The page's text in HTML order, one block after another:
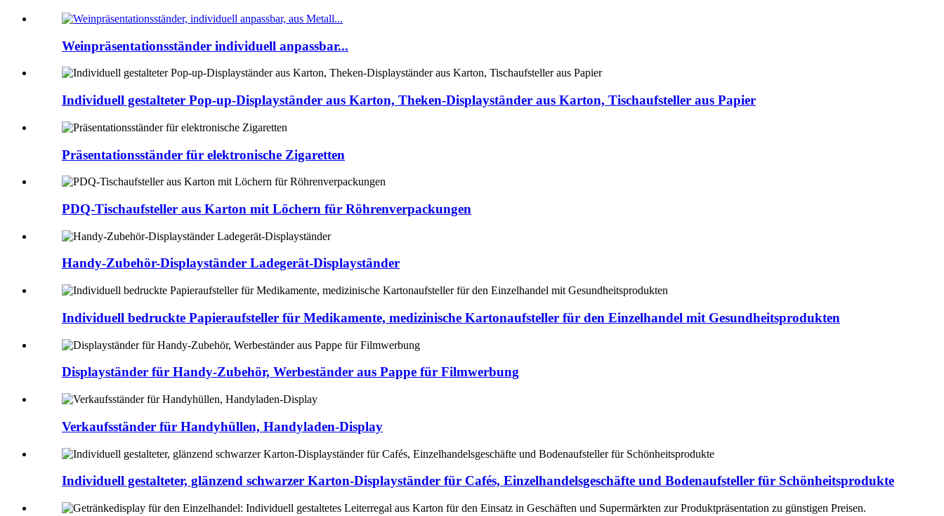
Weinpräsentationsständer individuell anpassbar...
Individuell gestalteter Pop-up-Displayständer aus Karton, Theken-Displayständer aus Karton, Tischaufsteller aus Papier
Präsentationsständer für elektronische Zigaretten
PDQ-Tischaufsteller aus Karton mit Löchern für Röhrenverpackungen
Handy-Zubehör-Displayständer Ladegerät-Displayständer
Individuell bedruckte Papieraufsteller für Medikamente, medizinische Kartonaufsteller für den Einzelhandel mit Gesundheitsprodukten
Displayständer für Handy-Zubehör, Werbeständer aus Pappe für Filmwerbung
Verkaufsständer für Handyhüllen, Handyladen-Display
Individuell gestalteter, glänzend schwarzer Karton-Displayständer für Cafés, Einzelhandelsgeschäfte und Bodenaufsteller für Schönheitsprodukte